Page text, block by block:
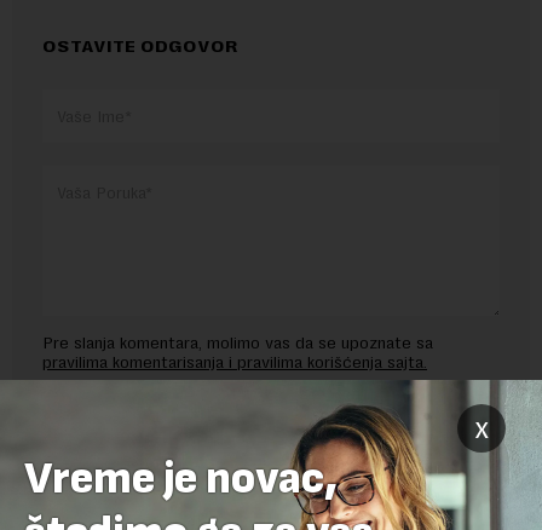
OSTAVITE ODGOVOR
Pre slanja komentara, molimo vas da se upoznate sa
pravilima komentarisanja i pravilima korišćenja sajta.
Sajt je zaštićen pomocu reCaptcha i Google.Google Politika
Google Uslovi Korišćenjasu primenjeni. x
Vreme je novac,